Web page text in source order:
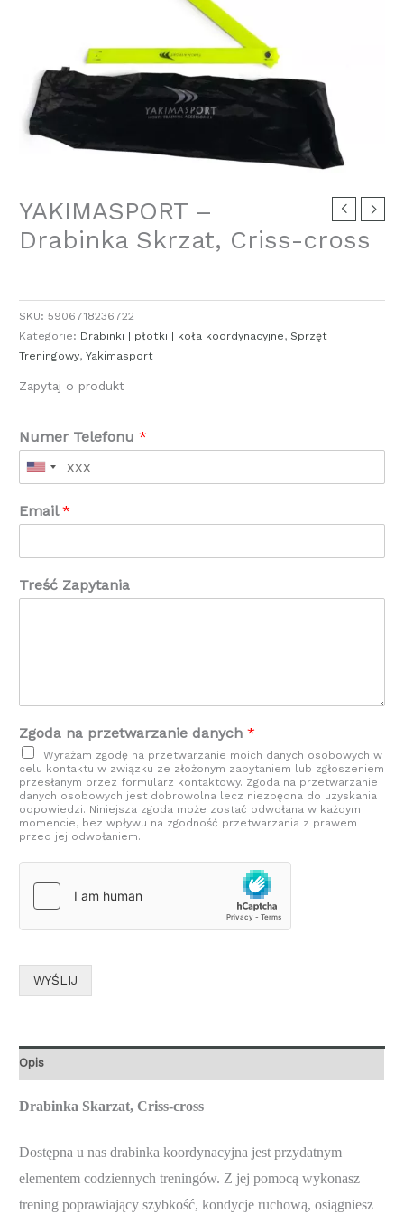
YAKIMASPORT –
Drabinka Skrzat, Criss-cross
SKU:5906718236722
Kategorie: Drabinki | płotki | koła koordynacyjne,Sprzęt
Treningowy,Yakimasport
Zapytaj o produkt
Numer Telefonu*
Email*
Treść Zapytania
Zgoda na przetwarzanie danych*
Wyrażam zgodę na przetwarzanie moich danych osobowych w
celu kontaktu w związku ze złożonym zapytaniem lub zgłoszeniem
przesłanym przez formularz kontaktowy. Zgoda na przetwarzanie
danych osobowych jest dobrowolna lecz niezbędna do uzyskania
odpowiedzi. Niniejsza zgoda może zostać odwołana w każdym
momencie, bez wpływu na zgodność przetwarzania z prawem
przed jej odwołaniem.
WYŚLIJ
Opis
Drabinka Skarzat, Criss-cross
Dostępna u nas drabinka koordynacyjna jest przydatnym
elementem codziennych treningów. Z jej pomocą wykonasz
trening poprawiający szybkość, kondycje ruchową, osiągniesz